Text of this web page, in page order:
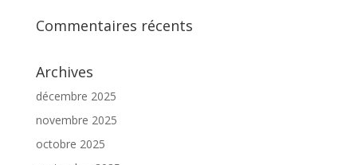
Commentaires récents
Archives
décembre 2025
novembre 2025
octobre 2025